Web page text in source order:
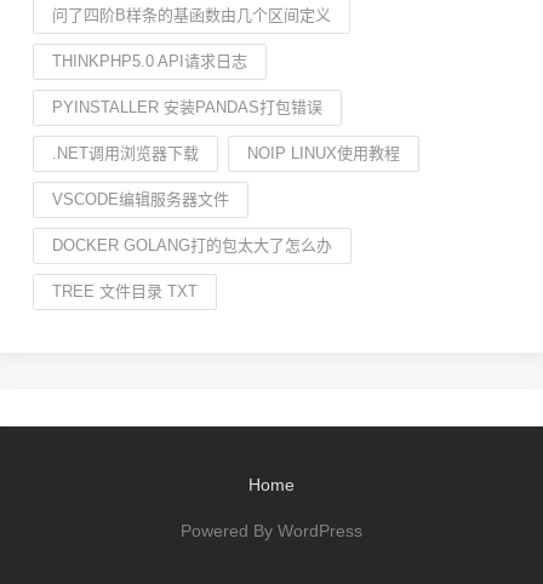
问了四阶B样条的基函数由几个区间定义
THINKPHP5.0 API请求日志
PYINSTALLER 安装PANDAS打包错误
.NET调用浏览器下载 NOIP LINUX使用教程
VSCODE编辑服务器文件
DOCKER GOLANG打的包太大了怎么办
TREE 文件目录 TXT
Home
Powered By WordPress